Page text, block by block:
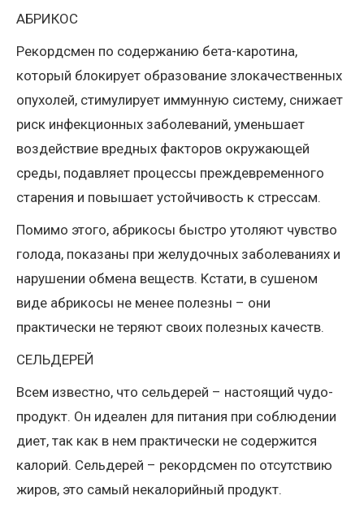
АБРИКОС
Рекордсмен по содержанию бета-каротина,
который блокирует образование злокачественных
опухолей, стимулирует иммунную систему, снижает
риск инфекционных заболеваний, уменьшает
воздействие вредных факторов окружающей
среды, подавляет процессы преждевременного
старения и повышает устойчивость к стрессам.
Помимо этого, абрикосы быстро утоляют чувство
голода, показаны при желудочных заболеваниях и
нарушении обмена веществ. Кстати, в сушеном
виде абрикосы не менее полезны – они
практически не теряют своих полезных качеств.
СЕЛЬДЕРЕЙ
Всем известно, что сельдерей – настоящий чудо-
продукт. Он идеален для питания при соблюдении
диет, так как в нем практически не содержится
калорий. Сельдерей – рекордсмен по отсутствию
жиров, это самый некалорийный продукт.